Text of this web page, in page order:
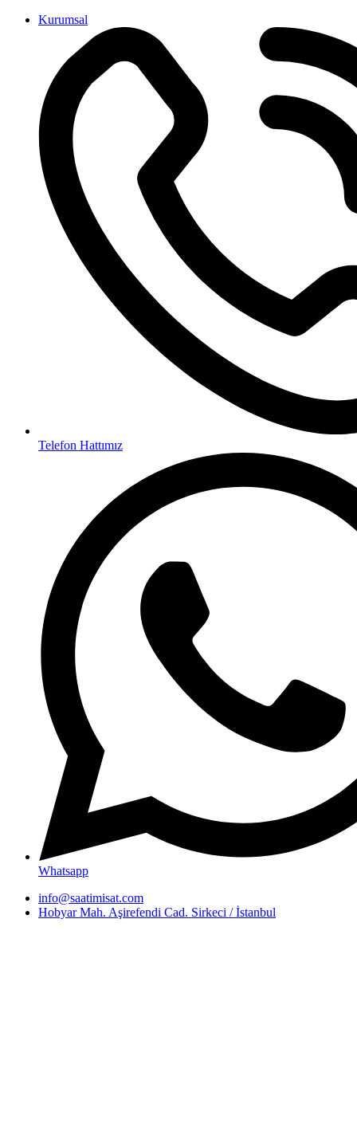
İçeriğeKurumsal
Telefon Hattımız
Whatsapp
info@saatimisat.com
Hobyar Mah. Aşirefendi Cad. Sirkeci / İstanbul